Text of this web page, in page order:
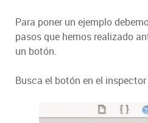
Para poner un ejemplo
pasos que hemos realizado
un botón.
Busca el botón en el